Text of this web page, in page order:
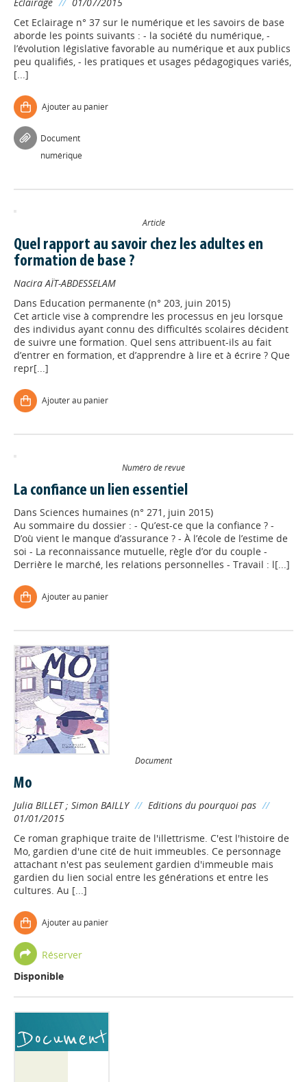
Cet Eclairage n° 37 sur le numérique et les savoirs de base
aborde les points suivants : - la société du numérique, -
l’évolution législative favorable au numérique et aux publics
peu qualifiés, - les pratiques et usages pédagogiques variés,
[...]
Ajouter au panier
Document
numérique
Article
Quel rapport au savoir chez les adultes en
formation de base ?
Nacira AÏT-ABDESSELAM
Dans Education permanente (n° 203, juin 2015)
Cet article vise à comprendre les processus en jeu lorsque
des individus ayant connu des difficultés scolaires décident
de suivre une formation. Quel sens attribuent-ils au fait
d’entrer en formation, et d’apprendre à lire et à écrire ? Que
repr[...]
Ajouter au panier
Numéro de revue
La confiance un lien essentiel
Dans Sciences humaines (n° 271, juin 2015)
Au sommaire du dossier : - Qu’est-ce que la confiance ? -
D’où vient le manque d’assurance ? - À l’école de l’estime de
soi - La reconnaissance mutuelle, règle d’or du couple -
Derrière le marché, les relations personnelles - Travail : l[...]
Ajouter au panier
Document
Mo
Julia BILLET; Simon BAILLY // Editions du pourquoi pas //
01/01/2015
Ce roman graphique traite de l'illettrisme. C'est l'histoire de
Mo, gardien d'une cité de huit immeubles. Ce personnage
attachant n'est pas seulement gardien d'immeuble mais
gardien du lien social entre les générations et entre les
cultures. Au [...]
Ajouter au panier
Réserver
Disponible